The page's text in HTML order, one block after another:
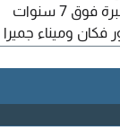
وأفضل الأسعار. صيانة وتركيب ومتابعه دوريه. بخبرة فوق 7 سنوات
وميناء جميرا